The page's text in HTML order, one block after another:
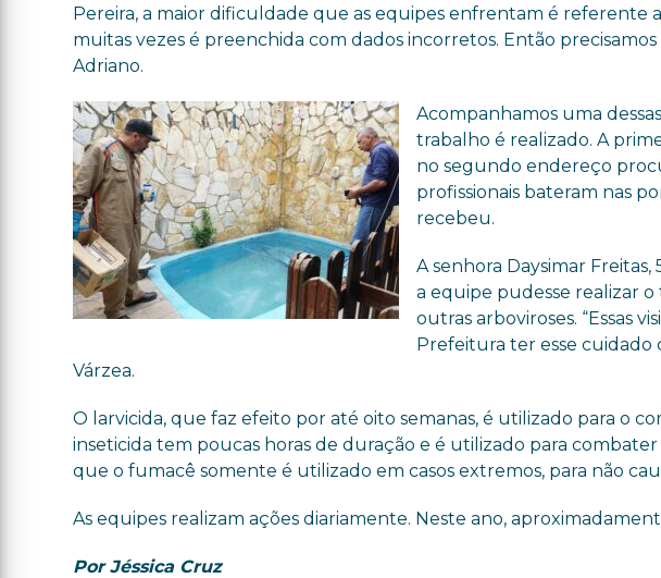
Pereira, a maior dificuldade que as equipes enfrentam é referente
muitas vezes é preenchida com dados incorretos. Então
Adriano.
Acompanhamos uma
trabalho é realizado. A
no segundo endereço
profissionais bateram nas
recebeu.
A senhora Daysimar
a equipe pudesse realizar
outras arboviroses. “Essas
Prefeitura ter esse cuidado
Várzea.
O larvicida, que faz efeito por até oito semanas, é utilizado para o
inseticida tem poucas horas de duração e é utilizado para
que o fumacê somente é utilizado em casos extremos, para não
As equipes realizam ações diariamente. Neste ano,
Por Jéssica Cruz